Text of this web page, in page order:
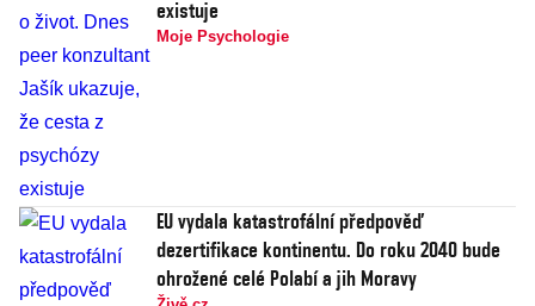
existuje
Moje Psychologie
EU vydala katastrofální předpověď
dezertifikace kontinentu. Do roku 2040 bude
ohrožené celé Polabí a jih Moravy